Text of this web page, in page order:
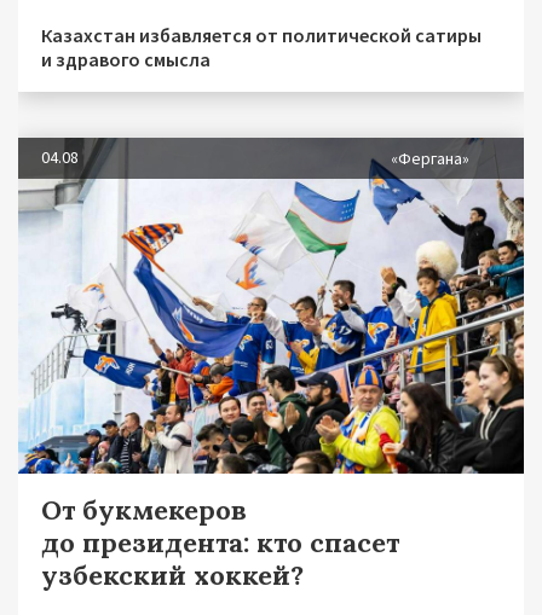
Казахстан избавляется от политической сатиры
и здравого смысла
04.08 «Фергана»
От букмекеров
до президента: кто спасет
узбекский хоккей?